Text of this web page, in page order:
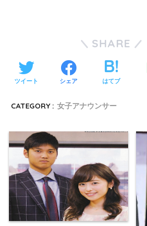
SHARE
ツイート シェア はてブ
CATEGORY : 女子アナウンサー